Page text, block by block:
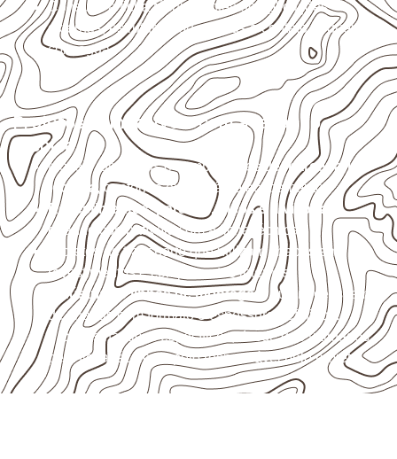
Consulte a ficha técnica antes de aplicações
externas, estruturais ou sujeitas a contato frequente
com água.
Projetos compatíveis com avaliação
técnica
Móveis, divisórias e componentes de marcenaria
técnica , conforme exposição e acabamento.
Revestimentos, paredes, pisos e divisórias
quando compatíveis com a ficha técnica.
Projetos de transporte que utilizam chapas em
revestimentos e componentes internos.
Indústrias e linhas de montagem que necessitam
de chapas com formato e espessura definidos.
Projetos náuticos específicos, desde que validados
pela ficha técnica e pelo responsável pelo projeto.